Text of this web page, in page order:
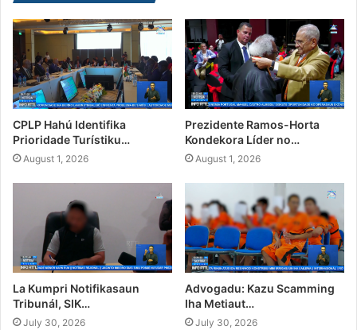
CPLP Hahú Identifika
Prioridade Turístiku…
August 1, 2026
Prezidente Ramos-Horta
Kondekora Líder no…
August 1, 2026
La Kumpri Notifikasaun
Tribunál, SIK…
July 30, 2026
Advogadu: Kazu Scamming
Iha Metiaut…
July 30, 2026